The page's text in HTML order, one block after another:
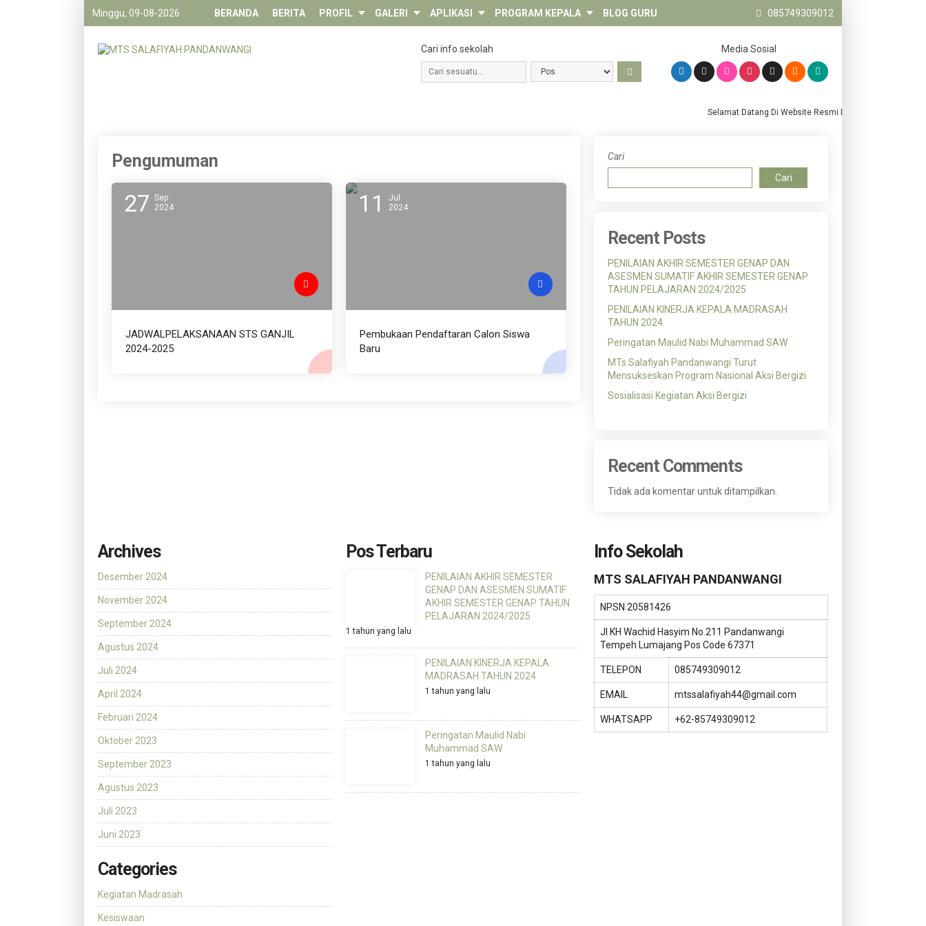
Minggu, 09-08-2026 BERANDA BERITA PROFIL GALERI APLIKASI PROGRAM KEPALA BLOG GURU 085749309012
Cari info sekolah Media Sosial
Selamat Datang Di Website Resmi MTs. Salafiyah
Pengumuman
27 Sep
2024
JADWALPELAKSANAAN STS GANJIL
2024-2025
11
Jul
2024
Pembukaan Pendaftaran Calon Siswa
Baru
Cari
Cari
Recent Posts
PENILAIAN AKHIR SEMESTER GENAP DAN
ASESMEN SUMATIF AKHIR SEMESTER GENAP
TAHUN PELAJARAN 2024/2025
PENILAIAN KINERJA KEPALA MADRASAH
TAHUN 2024
Peringatan Maulid Nabi Muhammad SAW
MTs Salafiyah Pandanwangi Turut
Mensukseskan Program Nasional Aksi Bergizi
Sosialisasi Kegiatan Aksi Bergizi
Recent Comments
Tidak ada komentar untuk ditampilkan.
Archives
Desember 2024
November 2024
September 2024
Agustus 2024
Juli 2024
April 2024
Februari 2024
Oktober 2023
September 2023
Agustus 2023
Juli 2023
Juni 2023
Categories
Kegiatan Madrasah
Kesiswaan
Pos Terbaru
PENILAIAN AKHIR SEMESTER
GENAP DAN ASESMEN SUMATIF
AKHIR SEMESTER GENAP TAHUN
PELAJARAN 2024/2025
1 tahun yang lalu
PENILAIAN KINERJA KEPALA
MADRASAH TAHUN 2024
1 tahun yang lalu
Peringatan Maulid Nabi
Muhammad SAW
1 tahun yang lalu
Info Sekolah
MTS SALAFIYAH PANDANWANGI
NPSN 20581426
Jl KH Wachid Hasyim No.211 Pandanwangi
Tempeh Lumajang Pos Code 67371
TELEPON 085749309012
EMAIL mtssalafiyah44@gmail.com
WHATSAPP +62-85749309012